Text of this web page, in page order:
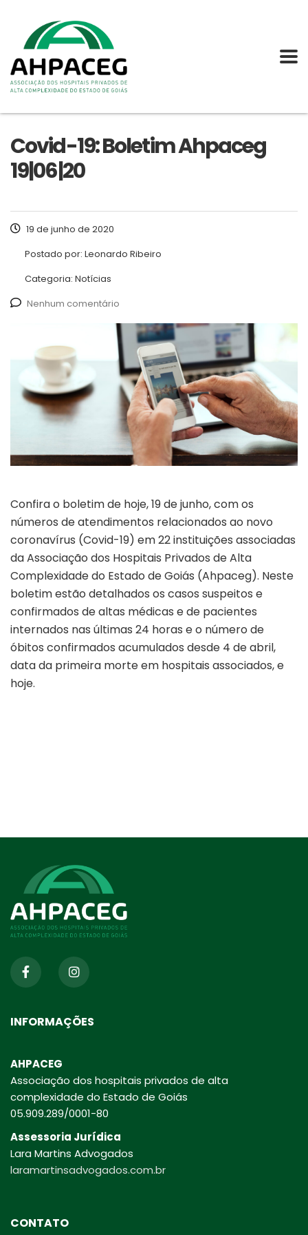
Covid-19: Boletim Ahpaceg
19|06|20
19 de junho de 2020
Postado por: Leonardo Ribeiro
Categoria: Notícias
Nenhum comentário
Confira o boletim de hoje, 19 de junho, com os
números de atendimentos relacionados ao novo
coronavírus (Covid-19) em 22 instituições associadas
da Associação dos Hospitais Privados de Alta
Complexidade do Estado de Goiás (Ahpaceg). Neste
boletim estão detalhados os casos suspeitos e
confirmados de altas médicas e de pacientes
internados nas últimas 24 horas e o número de
óbitos confirmados acumulados desde 4 de abril,
data da primeira morte em hospitais associados, e
hoje.
INFORMAÇÕES
AHPACEG
Associação dos hospitais privados de alta
complexidade do Estado de Goiás
05.909.289/0001-80
Assessoria Jurídica
Lara Martins Advogados
laramartinsadvogados.com.br
CONTATO